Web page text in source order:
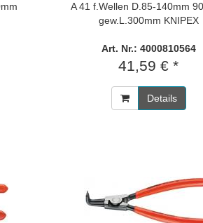
A 41 f.Wellen D.85-140mm
gew.L.300mm KNIPEX
Art. Nr.: 4000810564
41,59 € *
Details